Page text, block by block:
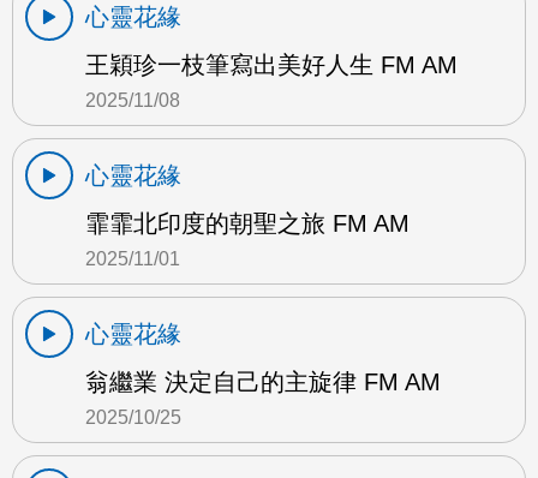
心靈花緣
王穎珍一枝筆寫出美好人生 FM AM
2025/11/08
心靈花緣
霏霏北印度的朝聖之旅 FM AM
2025/11/01
心靈花緣
翁繼業 決定自己的主旋律 FM AM
2025/10/25